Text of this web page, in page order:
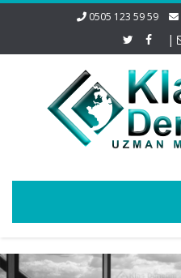
0505 123 59 59
|